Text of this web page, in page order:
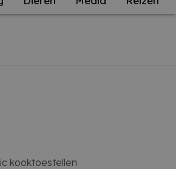
kooktoestellen